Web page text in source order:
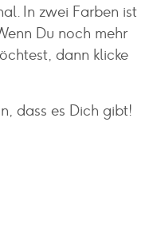
In zwei Farben ist
Du noch mehr
dann klicke
dass es Dich gibt!